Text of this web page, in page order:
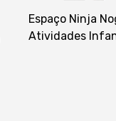
Espaço Ninja
Atividades